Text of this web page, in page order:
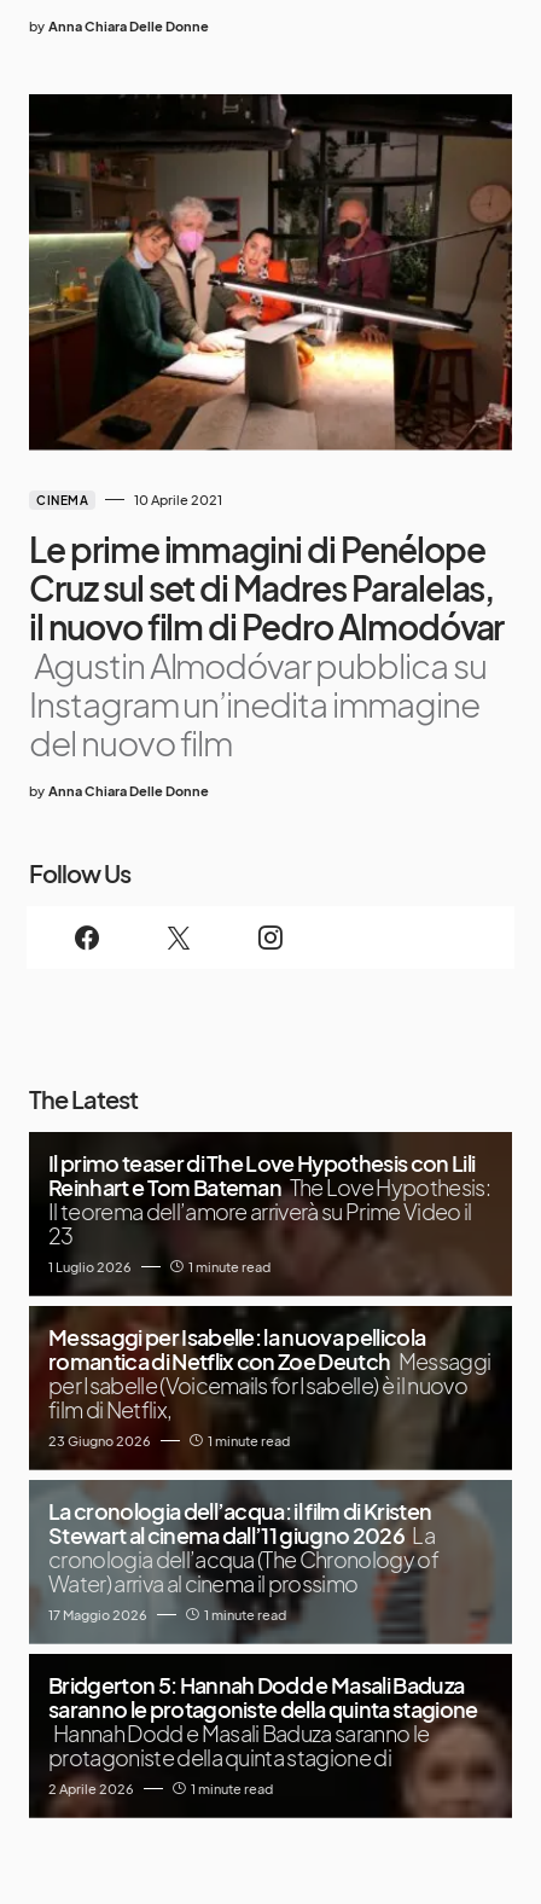
by Anna Chiara Delle Donne
CINEMA 10 Aprile 2021
Le prime immagini di Penélope
Cruz sul set di Madres Paralelas,
il nuovo film di Pedro Almodóvar
Agustin Almodóvar pubblica su
Instagram un’inedita immagine
del nuovo film
by Anna Chiara Delle Donne
Follow Us
The Latest
Il primo teaser di The Love Hypothesis con Lili
Reinhart e Tom Bateman The Love Hypothesis:
Il teorema dell’amore arriverà su Prime Video il
23
1 Luglio 2026 1 minute read
Messaggi per Isabelle: la nuova pellicola
romantica di Netflix con Zoe Deutch Messaggi
per Isabelle (Voicemails for Isabelle) è il nuovo
film di Netflix,
23 Giugno 2026 1 minute read
La cronologia dell’acqua: il film di Kristen
Stewart al cinema dall’11 giugno 2026 La
cronologia dell’acqua (The Chronology of
Water) arriva al cinema il prossimo
17 Maggio 2026 1 minute read
Bridgerton 5: Hannah Dodd e Masali Baduza
saranno le protagoniste della quinta stagione
Hannah Dodd e Masali Baduza saranno le
protagoniste della quinta stagione di
2 Aprile 2026 1 minute read